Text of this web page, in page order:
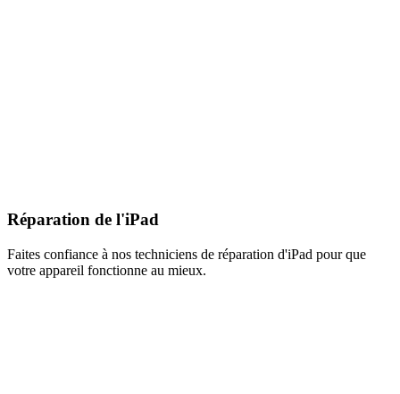
Réparation de l'iPad
Faites confiance à nos techniciens de réparation d'iPad pour que
votre appareil fonctionne au mieux.